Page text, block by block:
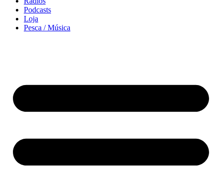
Podcasts
Loja
Pesca / Música